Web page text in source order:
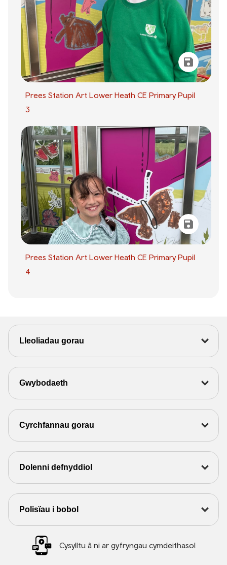
Prees Station Art Lower Heath CE Primary Pupil
3
Prees Station Art Lower Heath CE Primary Pupil
4
Lleoliadau gorau
Gwybodaeth
Cyrchfannau gorau
Dolenni defnyddiol
Polisïau i bobol
Cysylltu â ni ar gyfryngau cymdeithasol